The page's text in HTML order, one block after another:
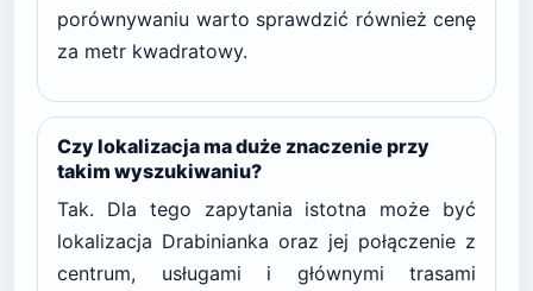
porównywaniu warto sprawdzić również cenę
za metr kwadratowy.
Czy lokalizacja ma duże znaczenie przy
takim wyszukiwaniu?
Tak. Dla tego zapytania istotna może być
lokalizacja Drabinianka oraz jej połączenie z
centrum, usługami i głównymi trasami